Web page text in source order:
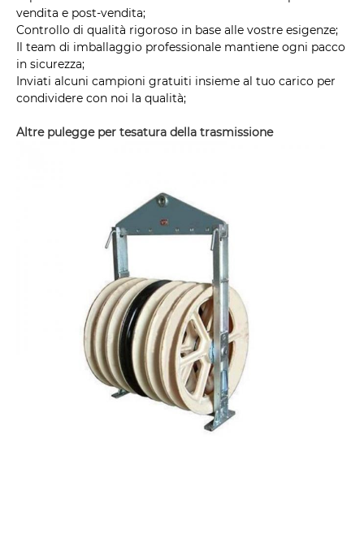
vendita e post-vendita;
Controllo di qualità rigoroso in base alle vostre esigenze;
Il team di imballaggio professionale mantiene ogni pacco
in sicurezza;
Inviati alcuni campioni gratuiti insieme al tuo carico per
condividere con noi la qualità;
Altre pulegge per tesatura della trasmissione